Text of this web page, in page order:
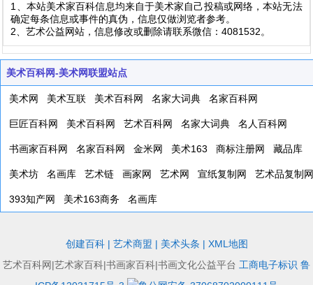
1、本站美术家百科信息均来自于美术家自己投稿或网络，本站无法
确定每条信息或事件的真伪，信息仅做浏览者参考。
2、艺术公益网站，信息修改或删除请联系微信：4081532。
美术百科网-美术网联盟站点
美术网 美术互联 美术百科网 名家大词典 名家百科网
巨匠百科网 美术百科网 艺术百科网 名家大词典 名人百科网
书画家百科网 名家百科网 金米网 美术163 商标注册网 藏品库
美术坊 名画库 艺术链 画家网 艺术网 宣纸复制网 艺术品复制网
393知产网 美术163商务 名画库
创建百科| 艺术商盟 | 美术头条 | XML地图
艺术百科网|艺术家百科|书画家百科|书画文化公益平台 工商电子标识 鲁